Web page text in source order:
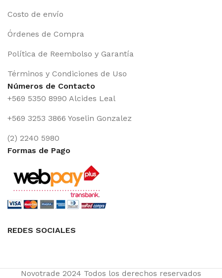
Costo de envío
Órdenes de Compra
Política de Reembolso y Garantía
Términos y Condiciones de Uso
Números de Contacto
+569 5350 8990 Alcides Leal
+569 3253 3866 Yoselin Gonzalez
(2) 2240 5980
Formas de Pago
REDES SOCIALES
Novotrade 2024 Todos los derechos reservados